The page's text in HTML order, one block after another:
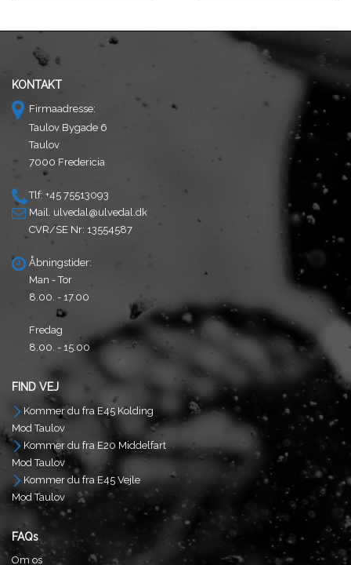
har
varianter.
kan
vælges
varesiden
KONTAKT
Firmaadresse:
Taulov Bygade 6
Taulov
7000 Fredericia
Tlf: +45 75513093
Mail. ulvedal@ulvedal.dk
CVR/SE Nr: 13554587
Åbningstider:
Man - Tor
8.00. - 17.00
Fredag
8.00. - 15.00
FIND VEJ
Kommer du fra E45 Kolding
Mod Taulov
Kommer du fra E20 Middelfart
Mod Taulov
Kommer du fra E45 Vejle
Mod Taulov
FAQs
Om os